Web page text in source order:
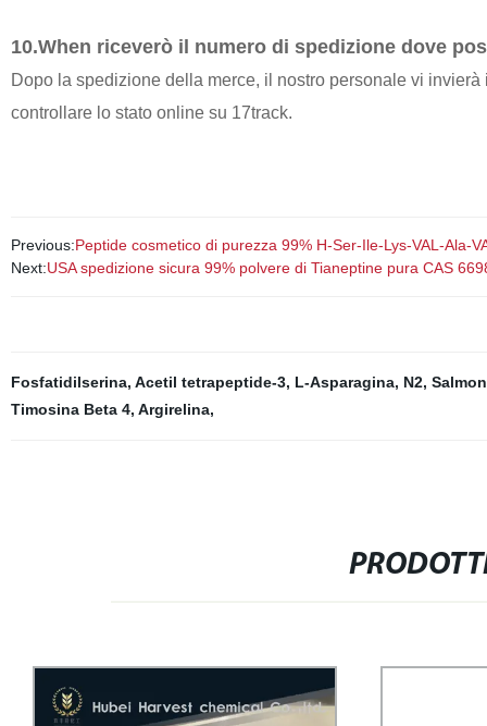
10.When riceverò il numero di spedizione dove
Dopo la spedizione della merce, il nostro personale vi
controllare lo stato online su 17track.
Previous:Peptide cosmetico di purezza 99% H-Ser-Ile-Lys-VAL-Ala-
Next:USA spedizione sicura 99% polvere di Tianeptine pura CAS
Fosfatidilserina, Acetil tetrapeptide-3, L-Asparagina, N2,
Timosina Beta 4, Argirelina,